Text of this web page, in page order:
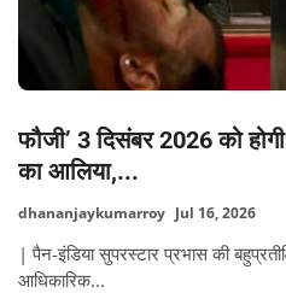
फौजी’ 3 दिसंबर 2026 को
का आलिया,...
dhananjaykumarroy Jul 16, 2026
| पैन-इंडिया सुपरस्टार प्रभास की
आधिकारिक...